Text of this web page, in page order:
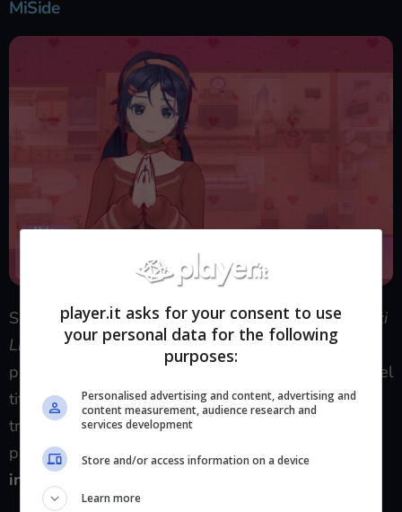
MiSide
Sulla falsa riga di giochi di successo comeDoki Doki
Literature Club, a fine dicembre scorso è stato
pubblicato
che riprende alcune tematiche del
titolo di Salvato apparendo inizialmente come un
tranquillo life simulator in versione anime e finendo
per essere in realtàun horror psicologico
introspettivo ricco di colpi di scena
player.it asks for your consent to use
your personal data for the following
purposes:
Personalised advertising and content, advertising and
content measurement, audience research and
services development
Store and/or access information on a device
Learn more